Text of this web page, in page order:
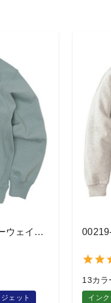
5764-01 12.0オンス ヘヴィーウェイト クルーネック スウェット
ェット
13カラ
インク